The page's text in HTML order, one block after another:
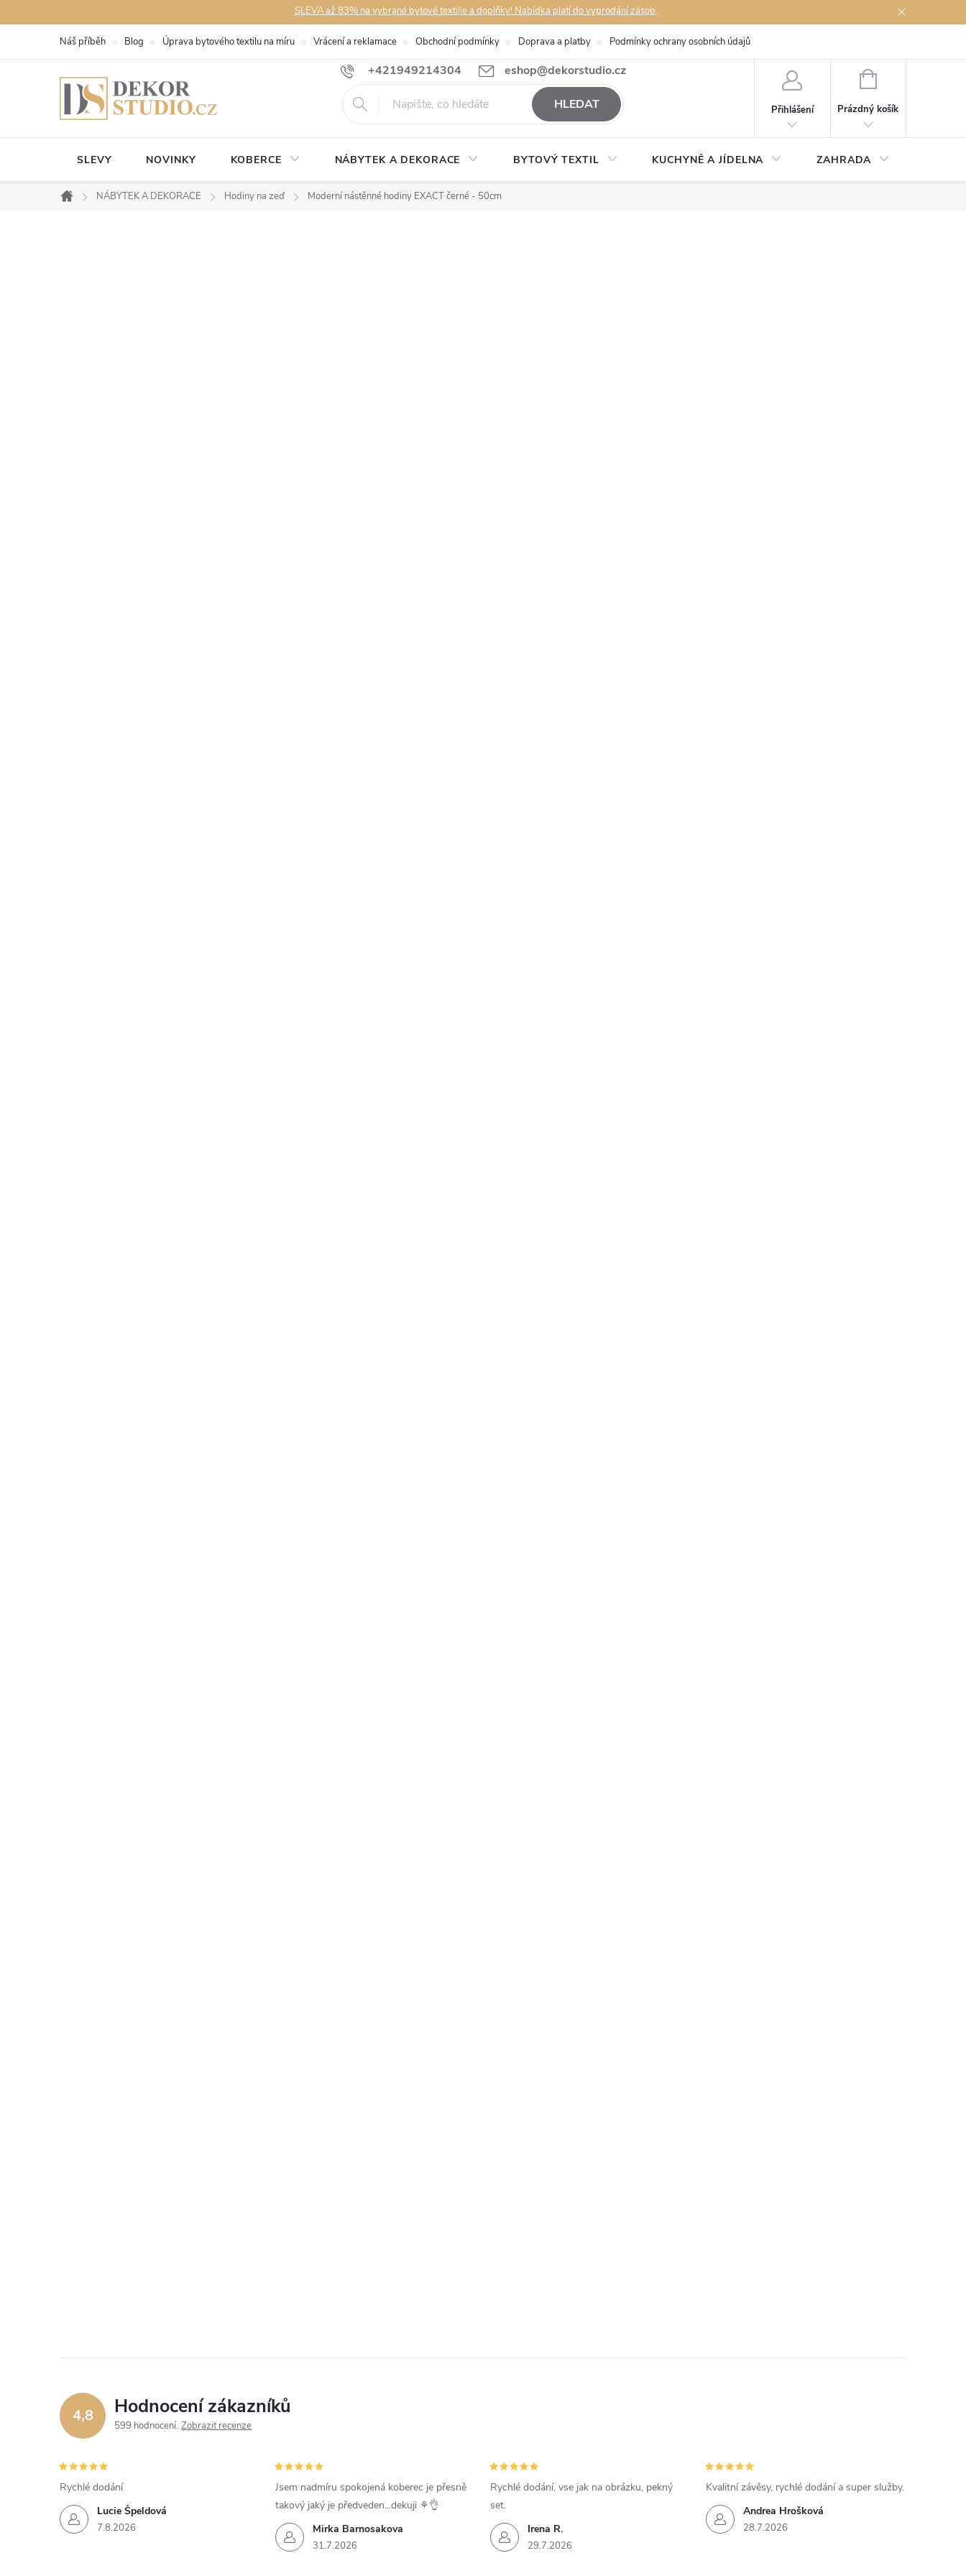
na
SLEVA až 83% na vybrané bytové textilie a doplňky! Nabídka platí do vyprodání zásob.
+421949214304 eshop@dekorstudio.cz
Náš příběh Blog Úprava bytového textilu na míru Vrácení a reklamace Obchodní podmínky Doprava a platby Podmínky ochrany osobních údajů
HLEDAT Přihlášení
NÁKUPNÍ
Prázdný košík
SLEVY NOVINKY KOBERCE NÁBYTEK A DEKORACE BYTOVÝ TEXTIL KUCHYNĚ A JÍDELNA ZAHRADA
Domů
NÁBYTEK A DEKORACE Hodiny na zeď Moderní nástěnné hodiny EXACT černé - 50cm
4,8 Hodnocení zákazníků
599 hodnocení Zobrazit recenze
Lucie Špeldová
7.8.2026
Rychlé dodání
Mirka Barnosakova
31.7.2026
Jsem nadmíru spokojená koberec je přesně
takový jaký je předveden...dekuji ⚘️👌
Irena R.
29.7.2026
Rychlé dodání, vse jak na obrázku, pekný
set.
Andrea Hrošková
28.7.2026
Kvalitní závěsy, rychlé dodání a super služby.